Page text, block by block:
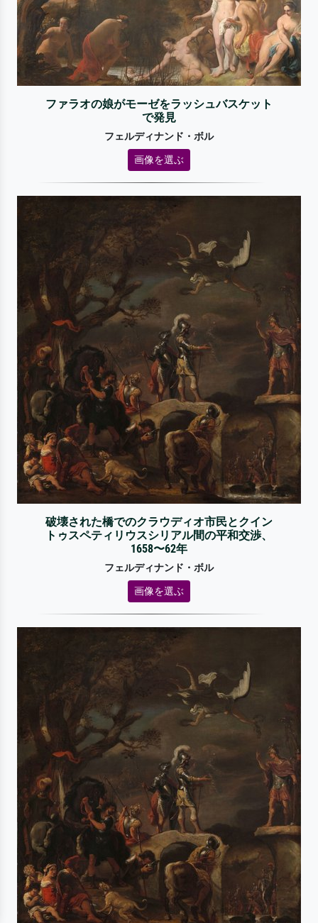
ファラオの娘がモーゼをラッシュバスケット
で発見
フェルディナンド・ボル
画像を選ぶ
破壊された橋でのクラウディオ市民とクイン
トゥスペティリウスシリアル間の平和交渉、
1658〜62年
フェルディナンド・ボル
画像を選ぶ